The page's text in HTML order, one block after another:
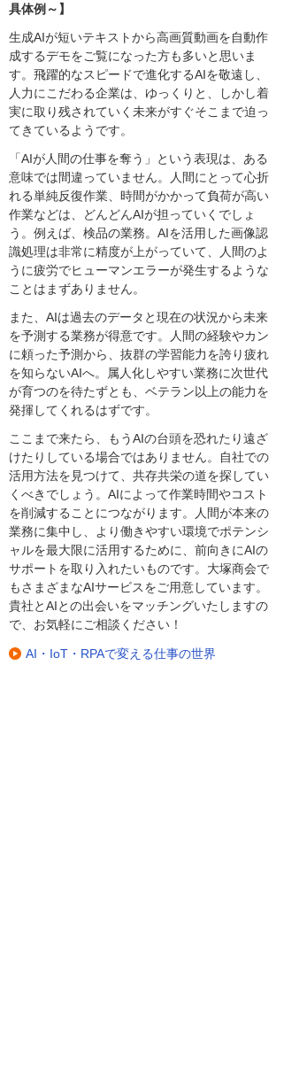
具体例～】
生成AIが短いテキストから高画質動画を自動作
成するデモをご覧になった方も多いと思いま
す。飛躍的なスピードで進化するAIを敬遠し、
人力にこだわる企業は、ゆっくりと、しかし着
実に取り残されていく未来がすぐそこまで迫っ
てきているようです。
「AIが人間の仕事を奪う」という表現は、ある
意味では間違っていません。人間にとって心折
れる単純反復作業、時間がかかって負荷が高い
作業などは、どんどんAIが担っていくでしょ
う。例えば、検品の業務。AIを活用した画像認
識処理は非常に精度が上がっていて、人間のよ
うに疲労でヒューマンエラーが発生するような
ことはまずありません。
また、AIは過去のデータと現在の状況から未来
を予測する業務が得意です。人間の経験やカン
に頼った予測から、抜群の学習能力を誇り疲れ
を知らないAIへ。属人化しやすい業務に次世代
が育つのを待たずとも、ベテラン以上の能力を
発揮してくれるはずです。
ここまで来たら、もうAIの台頭を恐れたり遠ざ
けたりしている場合ではありません。自社での
活用方法を見つけて、共存共栄の道を探してい
くべきでしょう。AIによって作業時間やコスト
を削減することにつながります。人間が本来の
業務に集中し、より働きやすい環境でポテンシ
ャルを最大限に活用するために、前向きにAIの
サポートを取り入れたいものです。大塚商会で
もさまざまなAIサービスをご用意しています。
貴社とAIとの出会いをマッチングいたしますの
で、お気軽にご相談ください！
AI・IoT・RPAで変える仕事の世界